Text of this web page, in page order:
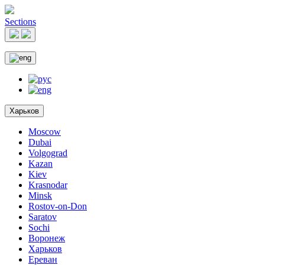
Sections
Харьков
Moscow
Dubai
Volgograd
Kazan
Kiev
Krasnodar
Minsk
Rostov-on-Don
Saratov
Sochi
Воронеж
Харьков
Ереван